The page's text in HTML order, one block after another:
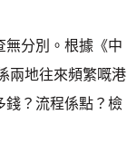
分別。根據《中
兩地往來頻繁嘅港
？流程係點？檢